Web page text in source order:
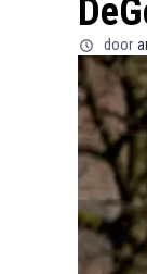
door